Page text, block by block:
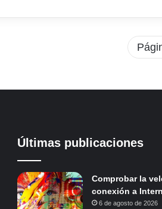
Últimas publicaciones
Comprobar la
conexión a
6 de agosto de 2026